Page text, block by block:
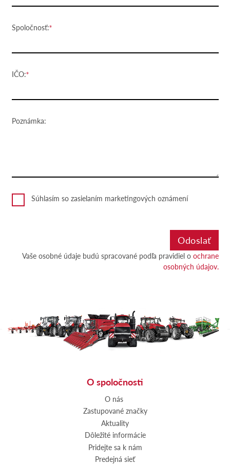
Spoločnosť:
IČO:
Poznámka:
Súhlasím so zasielaním marketingových oznámení
Vaše osobné údaje budú spracované podľa pravidiel o ochrane
osobných údajov.
O spoločnosti
O nás
Zastupované značky
Aktuality
Dôležité informácie
Pridejte sa k nám
Predejná sieť